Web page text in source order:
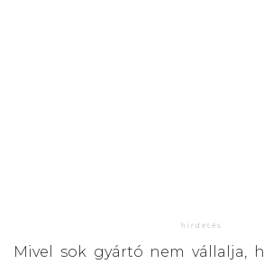
Mivel sok gyártó nem vállalja,